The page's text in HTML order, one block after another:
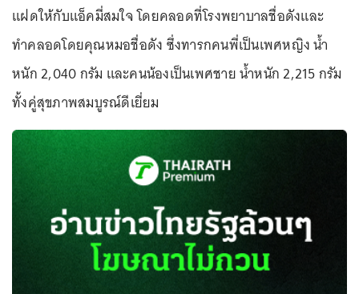
แฝดให้กับแอ็คมี่สมใจ โดยคลอดที่โรงพยาบาลชื่อดังและ
ทำคลอดโดยคุณหมอชื่อดัง ซึ่งทารกคนพี่เป็นเพศหญิง น้ำ
หนัก 2,040 กรัม และคนน้องเป็นเพศชาย น้ำหนัก 2,215 กรัม
ทั้งคู่สุขภาพสมบูรณ์ดีเยี่ยม